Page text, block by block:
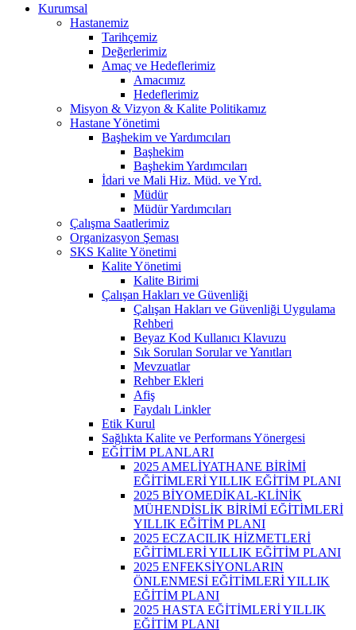
Kurumsal
Hastanemiz
Tarihçemiz
Değerlerimiz
Amaç ve Hedeflerimiz
Amacımız
Hedeflerimiz
Misyon & Vizyon & Kalite Politikamız
Hastane Yönetimi
Başhekim ve Yardımcıları
Başhekim
Başhekim Yardımcıları
İdari ve Mali Hiz. Müd. ve Yrd.
Müdür
Müdür Yardımcıları
Çalışma Saatlerimiz
Organizasyon Şeması
SKS Kalite Yönetimi
Kalite Yönetimi
Kalite Birimi
Çalışan Hakları ve Güvenliği
Çalışan Hakları ve Güvenliği Uygulama
Rehberi
Beyaz Kod Kullanıcı Klavuzu
Sık Sorulan Sorular ve Yanıtları
Mevzuatlar
Rehber Ekleri
Afiş
Faydalı Linkler
Etik Kurul
Sağlıkta Kalite ve Performans Yönergesi
EĞİTİM PLANLARI
2025 AMELİYATHANE BİRİMİ
EĞİTİMLERİ YILLIK EĞİTİM PLANI
2025 BİYOMEDİKAL-KLİNİK
MÜHENDİSLİK BİRİMİ EĞİTİMLERİ
YILLIK EĞİTİM PLANI
2025 ECZACILIK HİZMETLERİ
EĞİTİMLERİ YILLIK EĞİTİM PLANI
2025 ENFEKSİYONLARIN
ÖNLENMESİ EĞİTİMLERİ YILLIK
EĞİTİM PLANI
2025 HASTA EĞİTİMLERİ YILLIK
EĞİTİM PLANI